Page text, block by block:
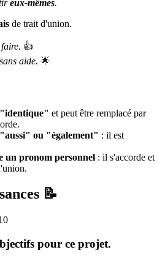
eux-mêmes.
de trait d'union.
👍
sans aide. 🌟
et peut être remplacé par
ou "également" : il est
un pronom personnel : il s'accorde et
📝
pour ce projet.